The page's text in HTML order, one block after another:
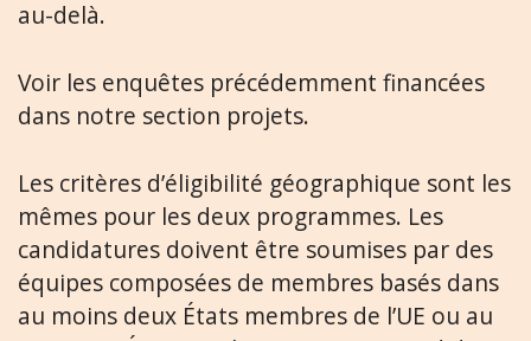
au-delà.
Voir les enquêtes précédemment financées
dans notre section projets.
Les critères d’éligibilité géographique sont les
mêmes pour les deux programmes. Les
candidatures doivent être soumises par des
équipes composées de membres basés dans
au moins deux États membres de l’UE ou au